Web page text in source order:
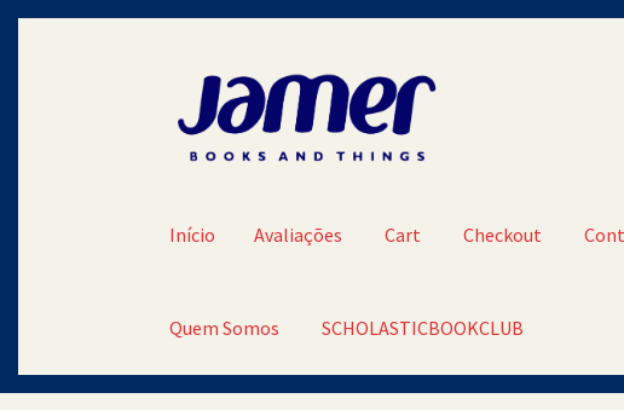
Pular
para
navegação
Pular
para
Início Avaliações Cart Checkout
Quem Somos SCHOLASTICBOOKCLUB